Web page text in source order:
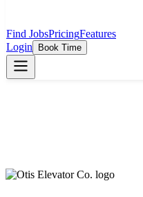
Find JobsPricingFeatures
Login
Book Time